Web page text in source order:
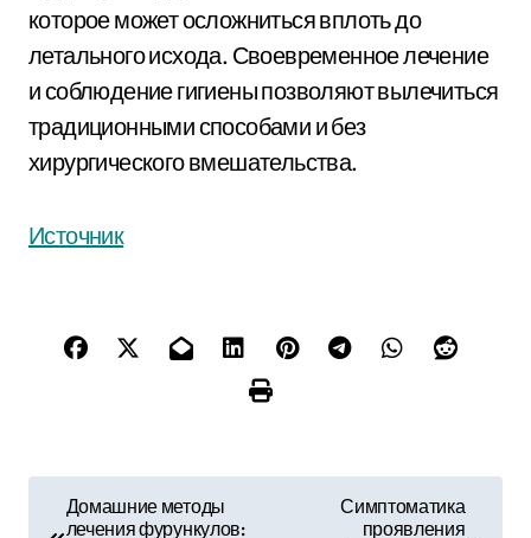
которое может осложниться вплоть до
летального исхода. Своевременное лечение
и соблюдение гигиены позволяют вылечиться
традиционными способами и без
хирургического вмешательства.
Источник
Домашние методы
лечения фурункулов:
Симптоматика
проявления